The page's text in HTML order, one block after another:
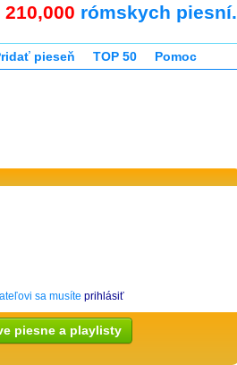
210,000 rómskych piesní.
pieseň TOP 50 Pomoc
sa musíte prihlásiť
piesne a playlisty